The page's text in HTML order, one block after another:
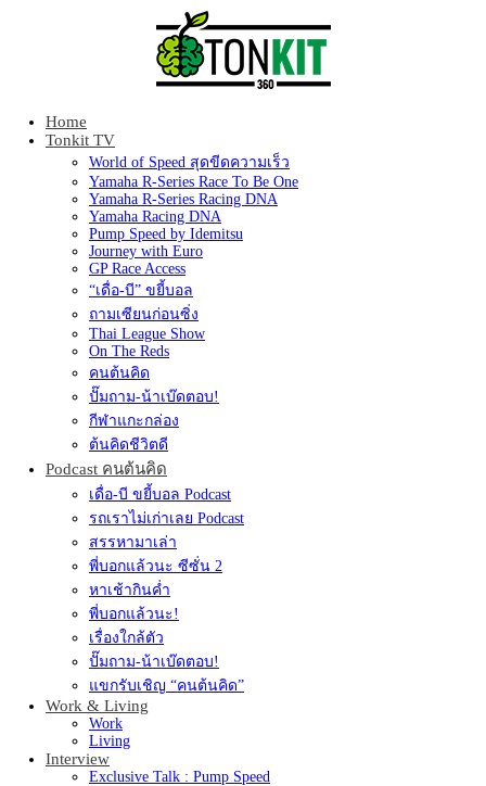
Home
Tonkit TV
World of Speed สุดขีดความเร็ว
Yamaha R-Series Race To Be One
Yamaha R-Series Racing DNA
Yamaha Racing DNA
Pump Speed by Idemitsu
Journey with Euro
GP Race Access
“เดื่อ-บี” ขยี้บอล
ถามเซียนก่อนซิ่ง
Thai League Show
On The Reds
คนต้นคิด
ปั๊มถาม-น้าเบ๊ดตอบ!
กีฬาแกะกล่อง
ต้นคิดชีวิตดี
Podcast คนต้นคิด
เดื่อ-บี ขยี้บอล Podcast
รถเราไม่เก่าเลย Podcast
สรรหามาเล่า
พี่บอกแล้วนะ ซีซั่น 2
หาเช้ากินค่ำ
พี่บอกแล้วนะ!
เรื่องใกล้ตัว
ปั๊มถาม-น้าเบ๊ดตอบ!
แขกรับเชิญ “คนต้นคิด”
Work & Living
Work
Living
Interview
Exclusive Talk : Pump Speed